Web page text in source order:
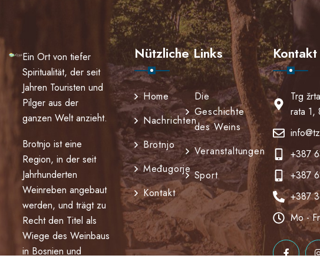
Ein Ort von tiefer
Spiritualität, der seit
Jahren Touristen und
Pilger aus der
ganzen Welt anzieht.
Brotnjo ist eine
Region, in der seit
Jahrhunderten
Weinreben angebaut
werden, und trägt zu
Recht den Titel als
Wiege des Weinbaus
in Bosnien und
Nützliche Links
Home
Nachrichten
Brotnjo
Međugorje
Kontakt
Die
Geschichte
des Weins
Veranstaltungen
Sport
Kontakt
Trg
rata 1,
+387
+387
+387
Mo -